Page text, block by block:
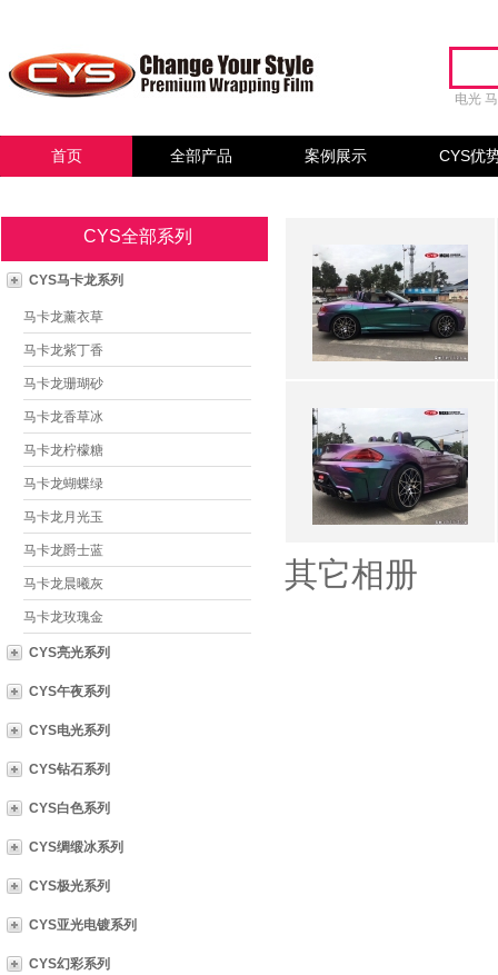
电光
首页 全部产品 案例展示 CYS优
CYS全部系列
CYS马卡龙系列
马卡龙薰衣草
马卡龙紫丁香
马卡龙珊瑚砂
马卡龙香草冰
马卡龙柠檬糖
马卡龙蝴蝶绿
马卡龙月光玉
马卡龙爵士蓝
马卡龙晨曦灰
马卡龙玫瑰金
CYS亮光系列
CYS午夜系列
CYS电光系列
CYS钻石系列
CYS白色系列
CYS绸缎冰系列
CYS极光系列
CYS亚光电镀系列
CYS幻彩系列
其它相册